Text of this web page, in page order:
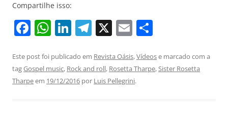
Compartilhe isso:
F
c
e
W
at
s
Li
k
e
T
e
gr
X E
ai
l
ar
e
Este post foi publicado em Revista Oásis,Vídeose marcado com a
tagGospel music, Rock and roll, Rosetta Tharpe,Sister Rosetta
Tharpeem 19/12/2016 por Luis Pellegrini.